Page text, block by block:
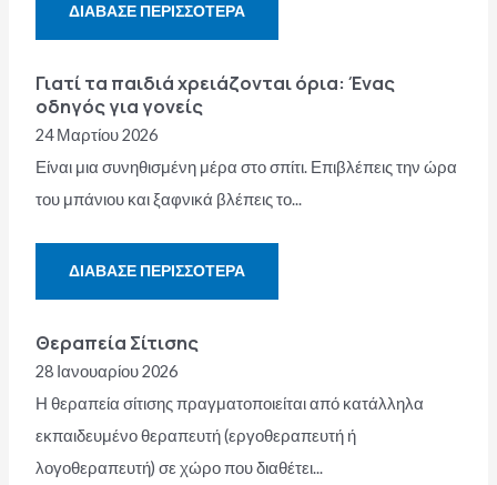
ΔΙΆΒΑΣΕ ΠΕΡΙΣΣΌΤΕΡΑ
Γιατί τα παιδιά χρειάζονται όρια: Ένας
οδηγός για γονείς
24 Μαρτίου 2026
Είναι μια συνηθισμένη μέρα στο σπίτι. Επιβλέπεις την ώρα
του μπάνιου και ξαφνικά βλέπεις το...
ΔΙΆΒΑΣΕ ΠΕΡΙΣΣΌΤΕΡΑ
Θεραπεία Σίτισης
28 Ιανουαρίου 2026
Η θεραπεία σίτισης πραγματοποιείται από κατάλληλα
εκπαιδευμένο θεραπευτή (εργοθεραπευτή ή
λογοθεραπευτή) σε χώρο που διαθέτει...